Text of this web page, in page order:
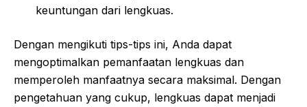
keuntungan dari lengkuas.
Dengan mengikuti tips-tips ini, Anda dapat
mengoptimalkan pemanfaatan lengkuas dan
memperoleh manfaatnya secara maksimal. Dengan
pengetahuan yang cukup, lengkuas dapat menjadi